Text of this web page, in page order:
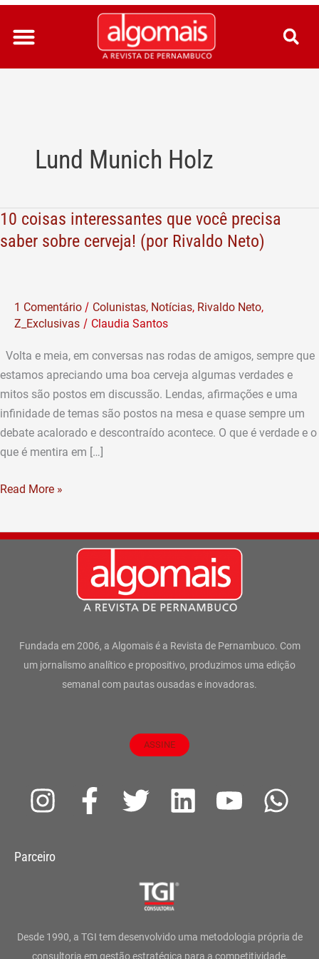
Ir
para
conteúdo
Lund Munich Holz
10 coisas interessantes que você precisa
saber sobre cerveja! (por Rivaldo Neto)
1 Comentário / Colunistas, Notícias, Rivaldo Neto,
Z_Exclusivas / Claudia Santos
Volta e meia, em conversas nas rodas de amigos, sempre que
estamos apreciando uma boa cerveja algumas verdades e
mitos são postos em discussão. Lendas, afirmações e uma
infinidade de temas são postos na mesa e quase sempre um
debate acalorado e descontraído acontece. O que é verdade e o
que é mentira em […]
10
coisas
precisa
saber
sobre
cerveja!
(por
Rivaldo
Neto)
Read More »
Fundada em 2006, a Algomais é a Revista de Pernambuco. Com
um jornalismo analítico e propositivo, produzimos uma edição
semanal com pautas ousadas e inovadoras.
ASSINE
I
s
g
F
a
o
T
t
e
L
d
Y
b
W
a
Parceiro
Desde 1990, a TGI tem desenvolvido uma metodologia própria de
consultoria em gestão estratégica para a competitividade,